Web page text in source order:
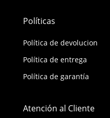
Políticas
Política de devolucion
Política de entrega
Política de garantía
Atención al Cliente